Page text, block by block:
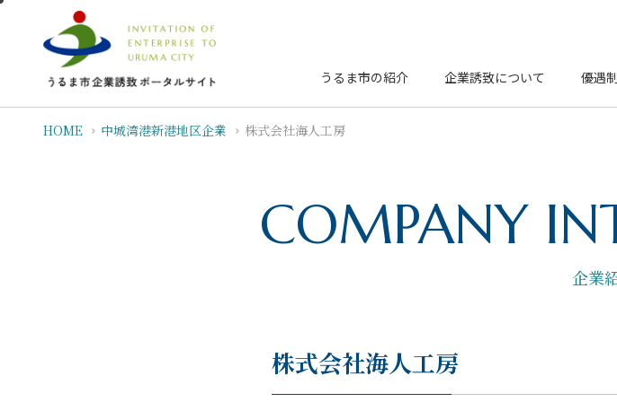
うるま市の紹介 企業誘致について 優遇
HOME 中城湾港新港地区企業 株式会社海人工房
COMPANY
企業
株式会社海人工房